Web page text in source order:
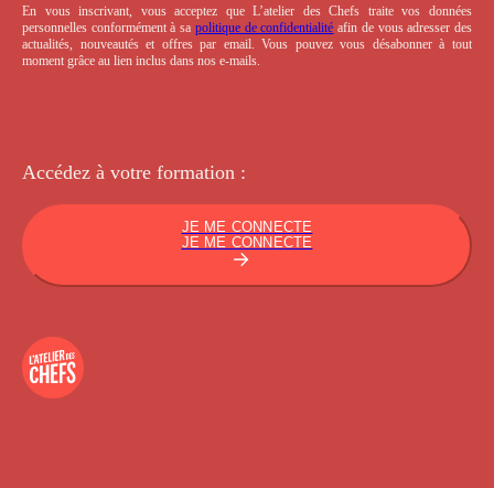
En vous inscrivant, vous acceptez que L’atelier des Chefs traite vos données
personnelles conformément à sa politique de confidentialité afin de vous adresser des
actualités, nouveautés et offres par email. Vous pouvez vous désabonner à tout
moment grâce au lien inclus dans nos e-mails.
Accédez à votre formation :
JE ME CONNECTE
JE ME CONNECTE